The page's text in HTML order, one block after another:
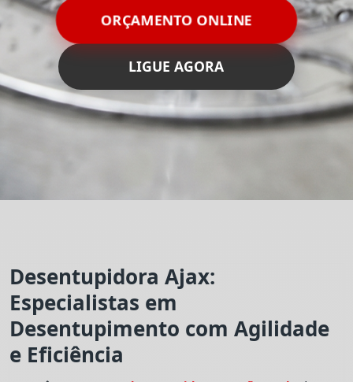
ORÇAMENTO ONLINE
LIGUE AGORA
Desentupidora Ajax:
Especialistas em
Desentupimento com Agilidade
e Eficiência